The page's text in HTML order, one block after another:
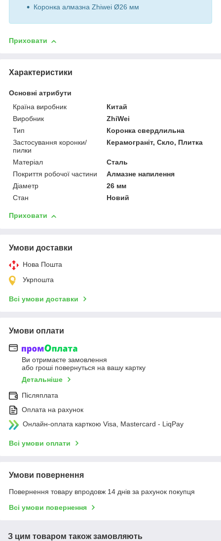
Коронка алмазна Zhiwei Ø26 мм
Приховати
Характеристики
Основні атрибути
Країна виробник
Китай
Виробник
ZhiWei
Тип
Коронка свердлильна
Застосування коронки/
пилки
Керамограніт, Скло, Плитка
Матеріал
Сталь
Покриття робочої частини
Алмазне напилення
Діаметр
26 мм
Стан
Новий
Приховати
Умови доставки
Нова Пошта
Укрпошта
Всі умови доставки
Умови оплати
Ви отримаєте замовлення
або гроші повернуться на вашу картку
Детальніше
Післяплата
Оплата на рахунок
Онлайн-оплата карткою Visa, Mastercard - LiqPay
Всі умови оплати
Умови повернення
Повернення товару впродовж 14 днів за рахунок покупця
Всі умови повернення
З цим товаром також замовляють